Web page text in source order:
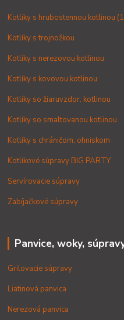
Kotlíky s hrubostennou kotlinou
Kotlíky s trojnožkou
Kotlíky s nerezovou kotlinou
Kotlíky s kovovou kotlinou
Kotlíky so žiaruvzdor. kotlinou
Kotlíky so smaltovanou kotlinou
Kotlíky s chráničom, ohniskom
Kotlíkové súpravy BIG PARTY
Servírovacie súpravy
Zabíjačkové súpravy
Panvice, woky,
Grilovacie súpravy
Liatinová panvica
Nerezová panvica